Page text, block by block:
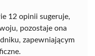
12 opinii sugeruje,
pozostaje ona
zapewniającym